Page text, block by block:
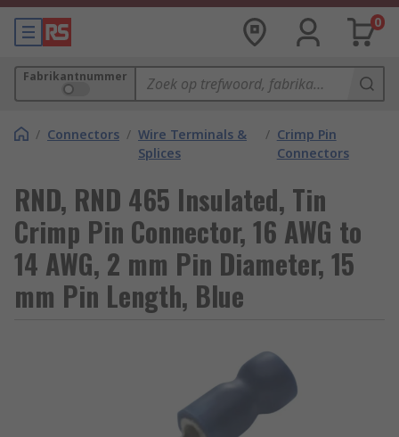
0
Fabrikantnummer
/ Connectors / Wire Terminals &
Splices
/ Crimp Pin
Connectors
RND, RND 465 Insulated, Tin
Crimp Pin Connector, 16 AWG to
14 AWG, 2 mm Pin Diameter, 15
mm Pin Length, Blue